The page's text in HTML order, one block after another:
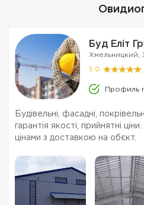
Буд Еліт
Хмельницкий,
5.0
Профиль
Будівельні, фасадні,
гарантія якості, прийнятні
цінами з доставкою на обєкт.